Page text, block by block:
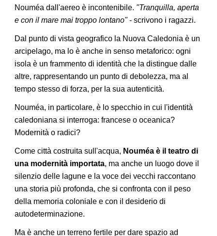
Nouméa dall'aereo è incontenibile. "Tranquilla, aperta
e con il mare mai troppo lontano" - scrivono i ragazzi.
Dal punto di vista geografico la Nuova Caledonia è un
arcipelago, ma lo è anche in senso metaforico: ogni
isola è un frammento di identità che la distingue dalle
altre, rappresentando un punto di debolezza, ma al
tempo stesso di forza, per la sua autenticità.
Nouméa, in particolare, è lo specchio in cui l'identità
caledoniana si interroga: francese o oceanica?
Modernità o radici?
Come città costruita sull'acqua, Nouméa è il teatro di
una modernità importata, ma anche un luogo dove il
silenzio delle lagune e la voce dei vecchi raccontano
una storia più profonda, che si confronta con il peso
della memoria coloniale e con il desiderio di
autodeterminazione.
Ma è anche un terreno fertile per dare spazio ad